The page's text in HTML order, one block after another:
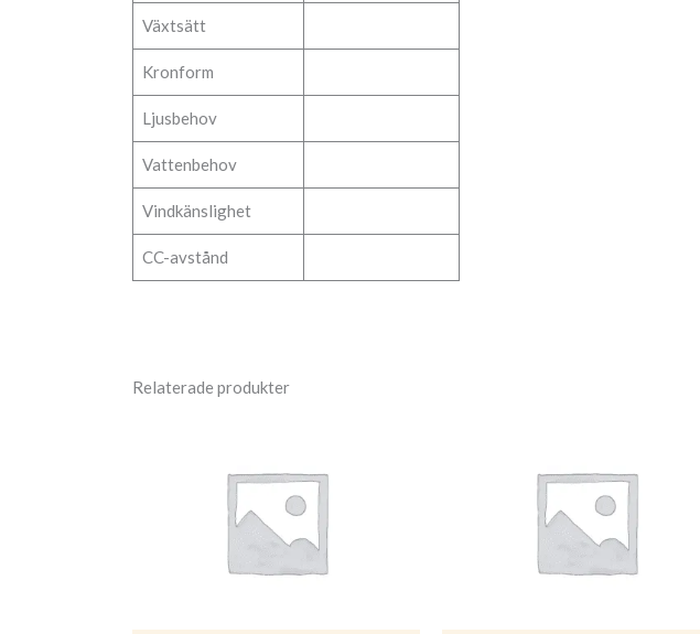
Växtsätt
Kronform
Ljusbehov
Vattenbehov
Vindkänslighet
CC-avstånd
Relaterade produkter